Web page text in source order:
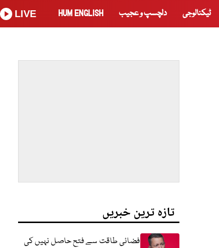
ٹیکنالوجی دلچسپ و عجیب HUM ENGLISH
LIVE
تازہ ترین خبریں
فضائی طاقت سے فتح حاصل نہیں کی